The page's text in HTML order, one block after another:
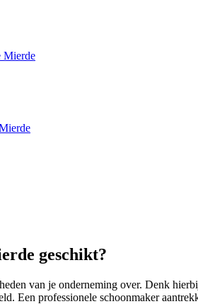
Mierde
geschikt?
van je onderneming over. Denk
Een professionele schoonmaker